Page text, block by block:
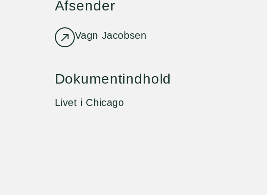
Afsender
Vagn Jacobsen
Dokumentindhold
Livet i Chicago